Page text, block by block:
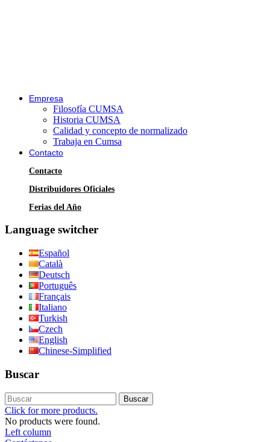
Empresa
Filosofía CUMSA
Historia CUMSA
Calidad y concepto de normalizado
Trabaja en Cumsa
Contacto
Contacto
Distribuidores Oficiales
Ferias del Año
Language switcher
Español
Català
Deutsch
Português
Français
Italiano
Turkish
Czech
English
Chinese-Simplified
Buscar
Buscar
Click for more products.
No products were found.
Left column